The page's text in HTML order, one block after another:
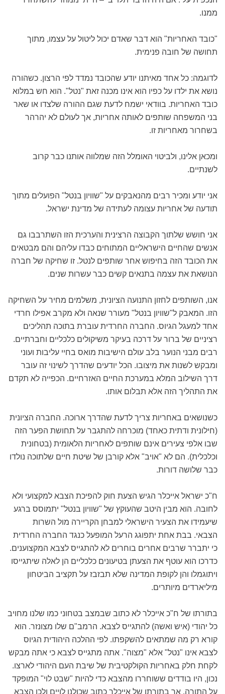
ממנו.
"כובד האחריות" הוא דבר שאדם יכול ליטול על עצמו, מתוך
תחושה של חובה פנימית.
לדוגמה: כל אחד מאיתנו יודע שהכובד נמדד לפי הרצון. כשהורה
נושא את ילדו על כפיו הוא אינו מכנה זאת "נטל". הוא חש במלוא
כובד האחריות. בוודאי ישמח לדעת שגם ההורה שלצדו או שאר
בני המשפחה שותפים לאותה אחריות, אך לעולם לא יהרהר
בשחרור מאחריות זו.
ומכאן אלינו, ולביטוי האומלל הזה שמלווה אותנו כבר קרוב
לשנתיים.
אני יודע ומכיר רבים מהנאבקים על "שוויון בנטל" הפועלים מתוך
תודעה של אחריות עצומה לעתידה של מדינת ישראל.
אני חושש שלתוך הקבוצה הרצינית והערכית הזו השתרבבו גם
אנשים שהחיים הישראליים המתוחים כבדו עליהם והם מבטאים
את הכובד הזה בחיפוש אחר שותפים לנטל. זו שחיקה של חברה
הנושאת את עצמה בתנאים קשים כבר עשרות שנים.
אנו, השותפים לחזון התנועה הציונית, משלמים מחיר על השחיקה
הזו. המאבק ל"שוויון בנטל" מעורר שנאה ולא מקרב אפילו חרדי
אחד למעגל הגיוס. החברה החרדית עוברת בתוכה תהליכים
רציניים של ברור על דרכה בעיקר משיקולים כלכליים וחברתיים.
רבים מבני הנוער בלב עולם הישיבות מואס בחיי עליבות ועוני
ומבקש לשנות את מיצובו. הכל יודעים שהדרך לשינוי זה עובר
דרך השילוב המלא במערכת החיים האזרחיים. הכפייה לא תקדם
את התהליך הזה אלא תבלום אותו.
כשנושאים באחריות צריך לדעת שהדרך ארוכה. החברה הציונית
(חילונית ודתית כאחד) מוכרחה להתגבר על תחושת הפער הזה
שבו אלפי צעירים אינם שותפים לאחריות הלאומית (בטחונית
וכלכלית). הם לא "אויב" אלא קורבן של שיטת חיים שלתוכה נולדו
כבר שלושה דורות.
ח"כ ישראל אייכלר הגיש הצעת חוק להפיכת הצבא למקצועי ולא
לחובה. הוא מבין היטב שהעוקץ של "שוויון בנטל" יתמוסס ברגע
שיעמידו את הצעיר הישראלי למבחן הקריירה מול השרות
הצבאי. בבת אחת יתפוגג הרעל המופעל כנגד החברה החרדית
כי יתברר שרבים אחרים בוחרים לא להתגייס לצבא המקצוענים.
כדרכו הוא עוטף את הצעתן בטיעונים כלכליים הן לאלה שיתגייסו
ויתוגמלו והן לקופת המדינה שלא תבזבז על תקציב הביטחון
מיליארדים מיותרים.
בתורתו של ח"כ אייכלר לא כתוב שבמצב בטחוני כמו שלנו מחויב
כל יהודי (איש ואשה) להתגייס לצבא. הרמב"ם שלו מצונזר. הוא
קורא רק מה שמתאים להשקפתו. לפי ההלכה היהודית הגיוס
לצבא אינו "נטל" אלא "מצוה". אתה מתגייס לצבא כי אתה מבקש
לקחת חלק באחריות הקולקטיבית של שיבת העם היהודי לארצו.
נכון, היו בודדים ששוחררו מהצבא כדי להיות "שבט לוי" המופקד
על התורה. אך בתורתו של אייכלר כתוב שכולנו לויים ולכן הצבא